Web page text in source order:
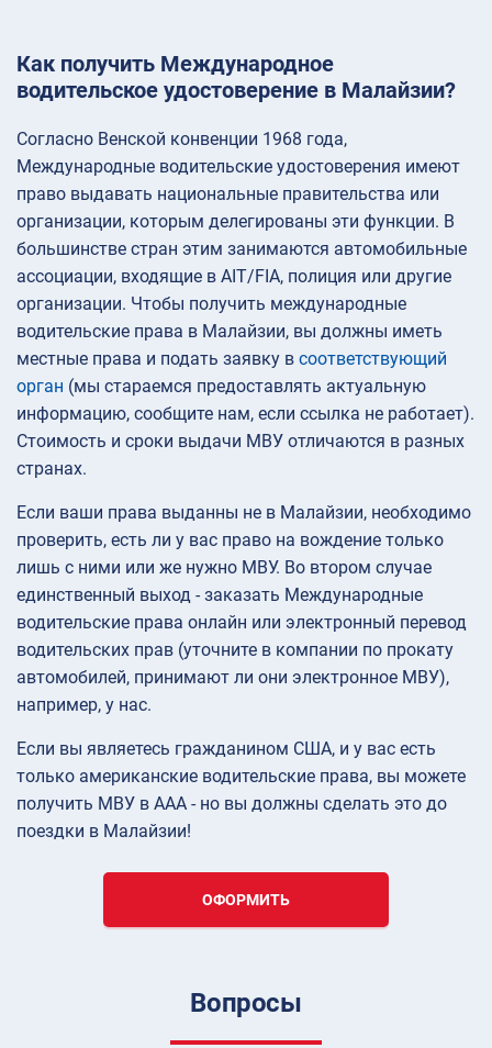
Как получить Международное
водительское удостоверение в Малайзии?
Согласно Венской конвенции 1968 года,
Международные водительские удостоверения имеют
право выдавать национальные правительства или
организации, которым делегированы эти функции. В
большинстве стран этим занимаются автомобильные
ассоциации, входящие в AIT/FIA, полиция или другие
организации. Чтобы получить международные
водительские права в Малайзии, вы должны иметь
местные права и подать заявку в соответствующий
орган (мы стараемся предоставлять актуальную
информацию, сообщите нам, если ссылка не работает).
Стоимость и сроки выдачи МВУ отличаются в разных
странах.
Если ваши права выданны не в Малайзии, необходимо
проверить, есть ли у вас право на вождение только
лишь с ними или же нужно МВУ. Во втором случае
единственный выход - заказать Международные
водительские права онлайн или электронный перевод
водительских прав (уточните в компании по прокату
автомобилей, принимают ли они электронное МВУ),
например, у нас.
Если вы являетесь гражданином США, и у вас есть
только американские водительские права, вы можете
получить МВУ в AAA - но вы должны сделать это до
поездки в Малайзии!
ОФОРМИТЬ
Вопросы